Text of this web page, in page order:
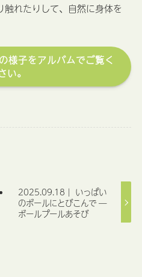
触れたりして、自然に身体を
様子をアルバムでご覧く
い。
2025.09.18｜ いっぱい
のボールにとびこんで ―
ボールプールあそび